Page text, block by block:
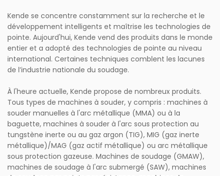
Kende se concentre constamment sur la recherche et le
développement intelligents et maîtrise les technologies de
pointe. Aujourd'hui, Kende vend des produits dans le monde
entier et a adopté des technologies de pointe au niveau
international. Certaines techniques comblent les lacunes
de l’industrie nationale du soudage.
À l'heure actuelle, Kende propose de nombreux produits.
Tous types de machines à souder, y compris : machines à
souder manuelles à l'arc métallique (MMA) ou à la
baguette, machines à souder à l'arc sous protection au
tungstène inerte ou au gaz argon (TIG), MIG (gaz inerte
métallique)/MAG (gaz actif métallique) ou arc métallique
sous protection gazeuse. Machines de soudage (GMAW),
machines de soudage à l'arc submergé (SAW), machines